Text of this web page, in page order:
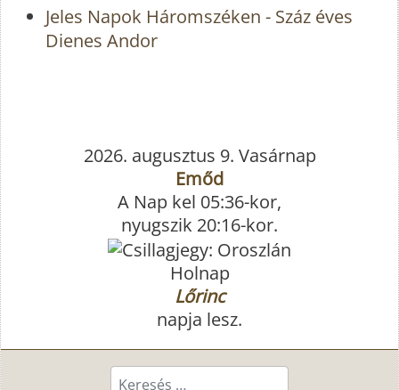
Jeles Napok Háromszéken - Száz éves
Dienes Andor
2026. augusztus 9. Vasárnap
Emőd
A Nap kel 05:36-kor,
nyugszik 20:16-kor.
Holnap
Lőrinc
napja lesz.
Keresés...